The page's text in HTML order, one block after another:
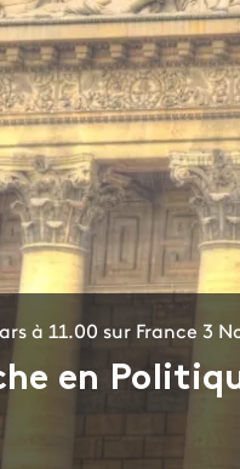
à 11.00 sur France 3
en